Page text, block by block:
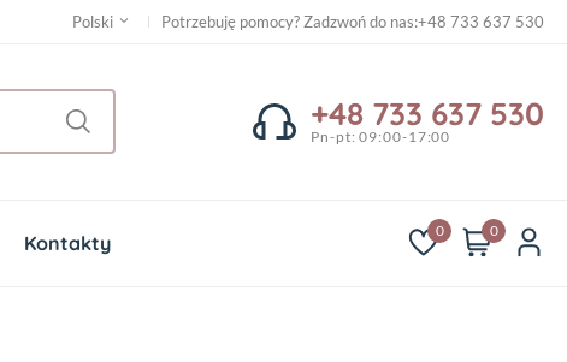
Polski Potrzebuję pomocy? Zadzwoń do nas:+48 733 637 530
+48 733 637 530
Pn-pt: 09:00-17:00
Kontakty 0 0